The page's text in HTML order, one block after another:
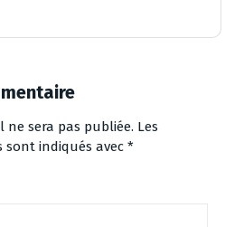
ne sera pas publiée. Les
sont indiqués avec *